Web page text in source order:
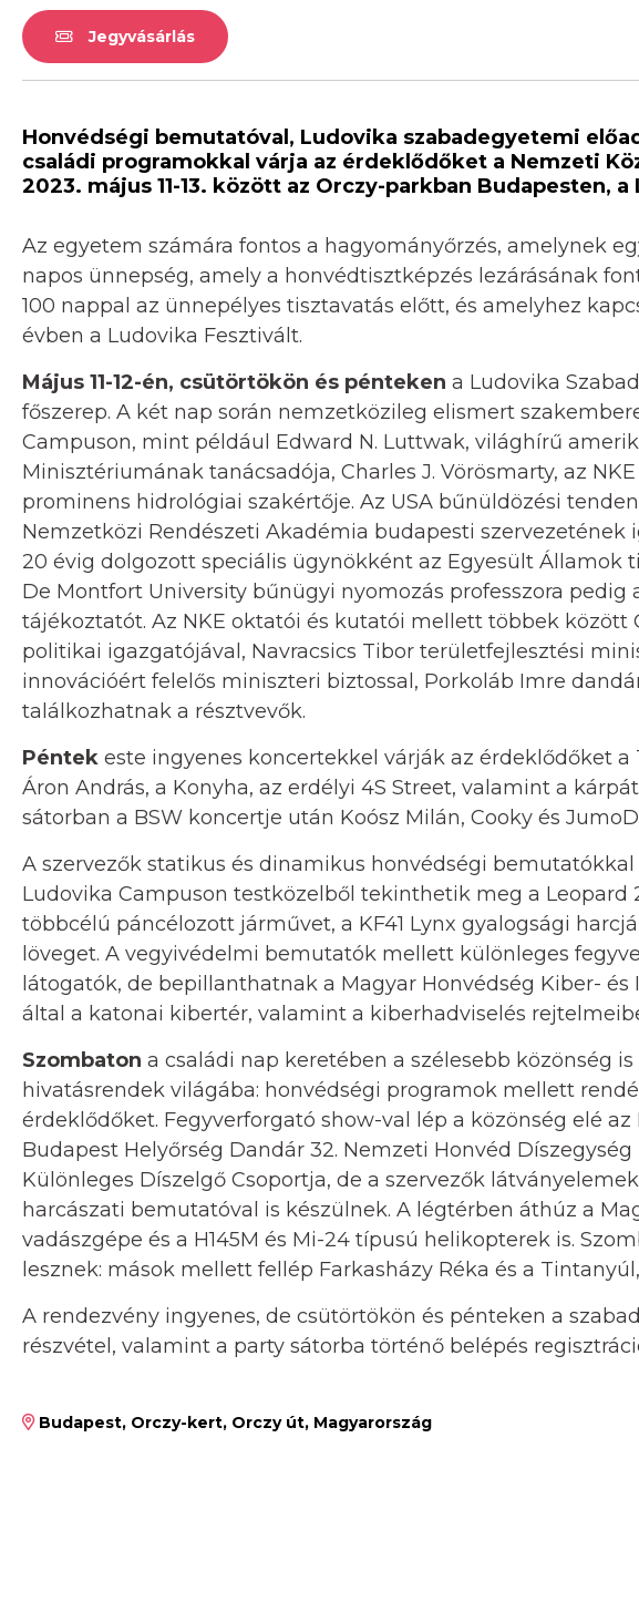
Jegyvásárlás
Honvédségi bemutatóval, Ludovika szabadegyetemi
családi programokkal várja az érdeklődőket a Nemzeti
2023. május 11-13. között az Orczy-parkban Budapesten,
Az egyetem számára fontos a hagyományőrzés, amelynek
napos ünnepség, amely a honvédtisztképzés lezárásának
100 nappal az ünnepélyes tisztavatás előtt, és amelyhez
évben a Ludovika Fesztivált.
Május 11-12-én, csütörtökön és pénteken a Ludovika
főszerep. A két nap során nemzetközileg elismert
Campuson, mint például Edward N. Luttwak, világhírű
Minisztériumának tanácsadója, Charles J. Vörösmarty, az
prominens hidrológiai szakértője. Az USA bűnüldözési
Nemzetközi Rendészeti Akadémia budapesti
20 évig dolgozott speciális ügynökként az Egyesült Államok
De Montfort University bűnügyi nyomozás professzora
tájékoztatót. Az NKE oktatói és kutatói mellett többek között
politikai igazgatójával, Navracsics Tibor területfejlesztési
innovációért felelős miniszteri biztossal, Porkoláb Imre
találkozhatnak a résztvevők.
Péntek este ingyenes koncertekkel várják az érdeklődőket a
Áron András, a Konyha, az erdélyi 4S Street, valamint a
sátorban a BSW koncertje után Koósz Milán, Cooky és
A szervezők statikus és dinamikus honvédségi
Ludovika Campuson testközelből tekinthetik meg a Leopard
többcélú páncélozott járművet, a KF41 Lynx gyalogsági
löveget. A vegyivédelmi bemutatók mellett különleges
látogatók, de bepillanthatnak a Magyar Honvédség Kiber-
által a katonai kibertér, valamint a kiberhadviselés
Szombaton a családi nap keretében a szélesebb közönség
hivatásrendek világába: honvédségi programok mellett
érdeklődőket. Fegyverforgató show-val lép a közönség elé
Budapest Helyőrség Dandár 32. Nemzeti Honvéd
Különleges Díszelgő Csoportja, de a szervezők
harcászati bemutatóval is készülnek. A légtérben áthúz a
vadászgépe és a H145M és Mi-24 típusú helikopterek is.
lesznek: mások mellett fellép Farkasházy Réka és a
A rendezvény ingyenes, de csütörtökön és pénteken a
részvétel, valamint a party sátorba történő belépés
Budapest, Orczy-kert, Orczy út, Magyarország